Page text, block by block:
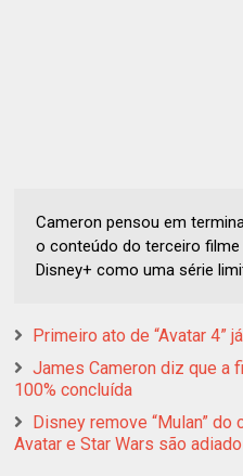
Cameron pensou em
o conteúdo do terceiro
Disney+ como uma série
Primeiro ato de “Avatar 4”
James Cameron diz que a
100% concluída
Disney remove “Mulan”
Avatar e Star Wars são